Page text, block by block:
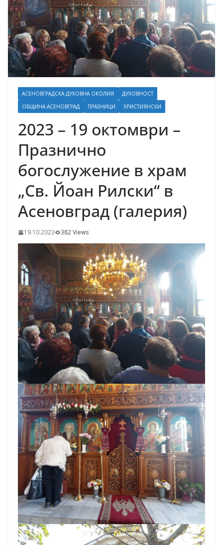
АСЕНОВГРАДСКА ДУХОВНА ОКОЛИЯ
ДУХОВНОСТ
ОБЩИНА АСЕНОВГРАД
ПРАЗНИЦИ ХРИСТИЯНСКИ
2023 – 19 октомври –
Празнично
богослужение в храм
„Св. Йоан Рилски“ в
Асеновград (галерия)
19.10.2023 382 Views